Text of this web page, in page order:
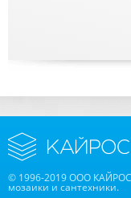
© 1996-2019 ООО КАЙРОС
мозаики и сантехники.